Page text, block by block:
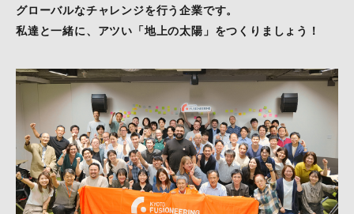
グローバルなチャレンジを行う企業です。
私達と一緒に、アツい「地上の太陽」をつくりましょう！